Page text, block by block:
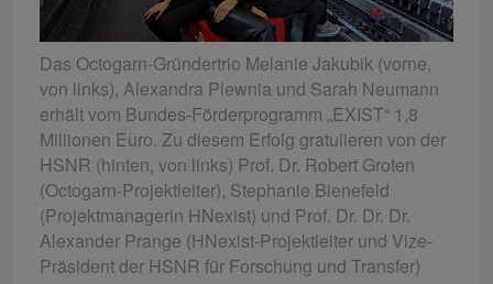
Das Octogarn-Gründertrio Melanie Jakubik (vorne,
von links), Alexandra Plewnia und Sarah Neumann
erhält vom Bundes-Förderprogramm „EXIST“ 1,8
Millionen Euro. Zu diesem Erfolg gratulieren von der
HSNR (hinten, von links) Prof. Dr. Robert Groten
(Octogarn-Projektleiter), Stephanie Bienefeld
(Projektmanagerin HNexist) und Prof. Dr. Dr. Dr.
Alexander Prange (HNexist-Projektleiter und Vize-
Präsident der HSNR für Forschung und Transfer)